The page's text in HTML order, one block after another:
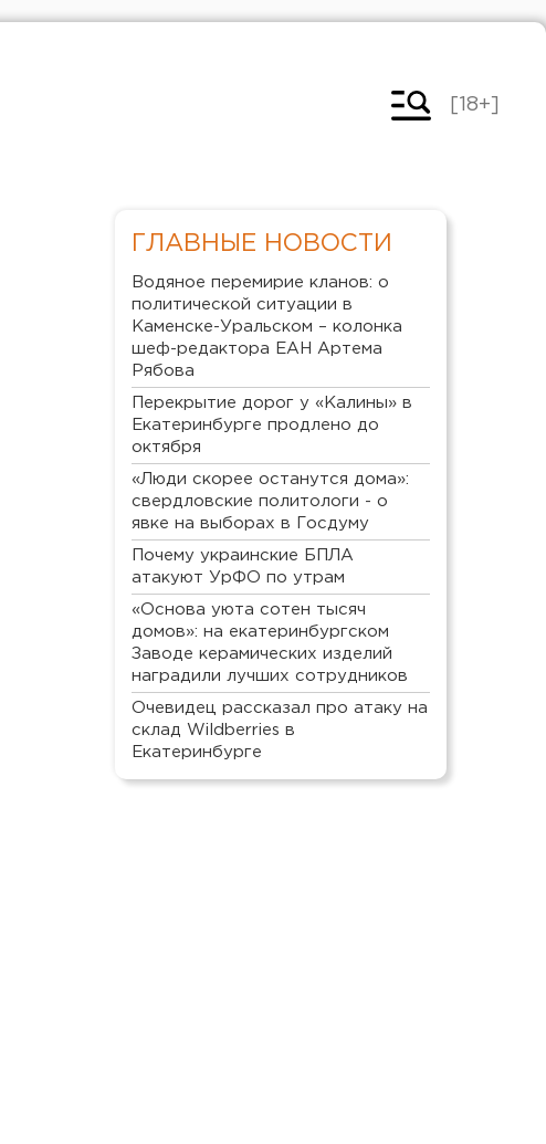
[18+]
ГЛАВНЫЕ НОВОСТИ
Водяное перемирие кланов: о
политической ситуации в
Каменске-Уральском – колонка
шеф-редактора ЕАН Артема
Рябова
Перекрытие дорог у «Калины» в
Екатеринбурге продлено до
октября
«Люди скорее останутся дома»:
свердловские политологи - о
явке на выборах в Госдуму
Почему украинские БПЛА
атакуют УрФО по утрам
«Основа уюта сотен тысяч
домов»: на екатеринбургском
Заводе керамических изделий
наградили лучших сотрудников
Очевидец рассказал про атаку на
склад Wildberries в
Екатеринбурге